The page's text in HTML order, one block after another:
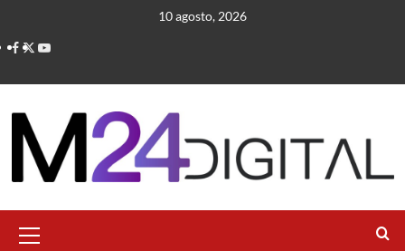
contenido
10 agosto, 2026
primario